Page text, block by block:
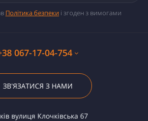
Політика безпеки і згоден з вимогами
067-17-04-754
ЗВ'ЯЗАТИСЯ З НАМИ
вулиця Клочківська 67